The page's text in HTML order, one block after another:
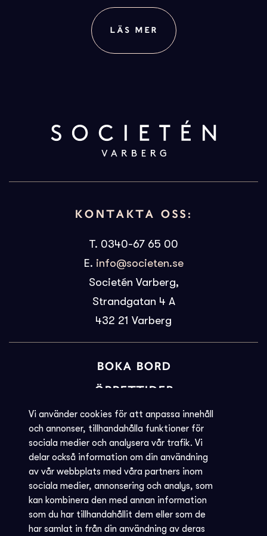
Vi använder cookies för att anpassa innehåll
och annonser, tillhandahålla funktioner för
sociala medier och analysera vår trafik. Vi
delar också information om din användning
av vår webbplats med våra partners inom
sociala medier, annonsering och analys, som
kan kombinera den med annan information
som du har tillhandahållit dem eller som de
har samlat in från din användning av deras
LÄS MER
KONTAKTA OSS:
T. 0340-67 65 00
E. info@societen.se
Societén Varberg,
Strandgatan 4 A
432 21 Varberg
BOKA BORD
ÖPPETTIDER
BILJETTINFORMATION
KVARGLÖMT
Societéns policy
JOBBA MED OSS
INTEGRITETSPOLICY
AVBOKNING - REGLER